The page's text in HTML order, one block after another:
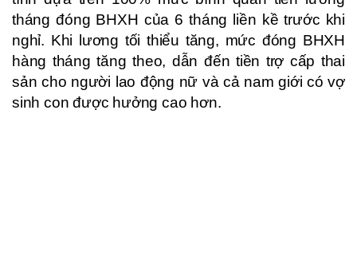
tháng đóng BHXH của 6 tháng liền kề trước khi
nghỉ. Khi lương tối thiểu tăng, mức đóng BHXH
hàng tháng tăng theo, dẫn đến tiền trợ cấp thai
sản cho người lao động nữ và cả nam giới có vợ
sinh con được hưởng cao hơn.